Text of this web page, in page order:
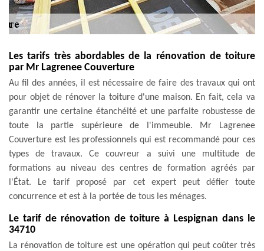
Les tarifs très abordables de la rénovation de toiture
par Mr Lagrenee Couverture
Au fil des années, il est nécessaire de faire des travaux qui ont
pour objet de rénover la toiture d'une maison. En fait, cela va
garantir une certaine étanchéité et une parfaite robustesse de
toute la partie supérieure de l'immeuble. Mr Lagrenee
Couverture est les professionnels qui est recommandé pour ces
types de travaux. Ce couvreur a suivi une multitude de
formations au niveau des centres de formation agréés par
l'État. Le tarif proposé par cet expert peut défier toute
concurrence et est à la portée de tous les ménages.
Le tarif de rénovation de toiture à Lespignan dans le
34710
La rénovation de toiture est une opération qui peut coûter très